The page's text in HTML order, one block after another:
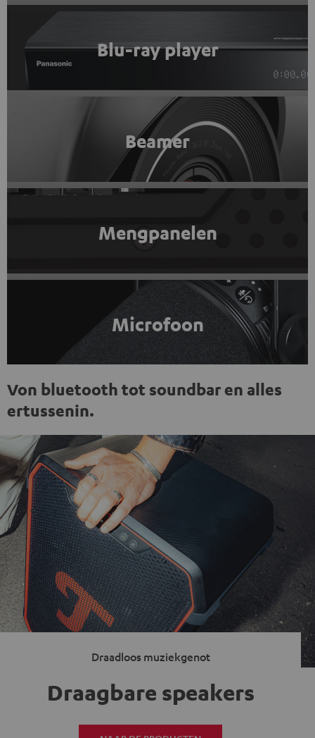
Blu-ray player
Beamer
Mengpanelen
Microfoon
Von bluetooth tot soundbar en alles
ertussenin.
Draadloos muziekgenot
Draagbare speakers